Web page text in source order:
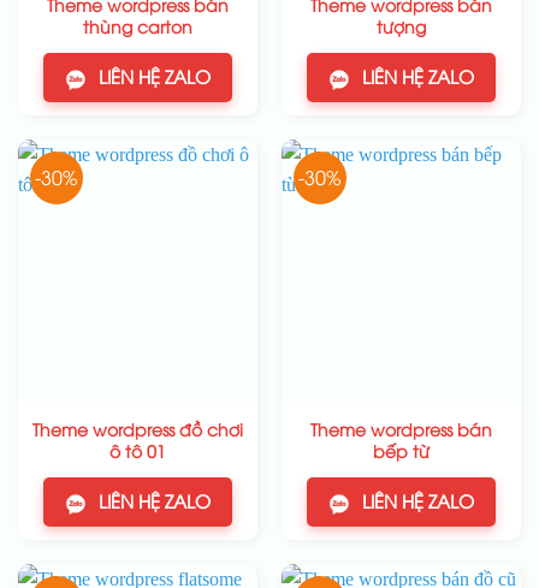
Theme wordpress bán
thùng carton
LIÊN HỆ ZALO
Theme wordpress bán
tượng
LIÊN HỆ ZALO
-30%
Theme wordpress đồ chơi
ô tô 01
LIÊN HỆ ZALO
-30%
Theme wordpress bán
bếp từ
LIÊN HỆ ZALO